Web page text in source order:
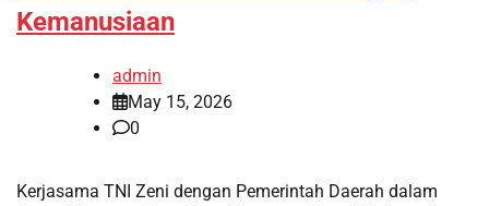
Kemanusiaan
admin
May 15, 2026
0
Kerjasama TNI Zeni dengan Pemerintah Daerah dalam